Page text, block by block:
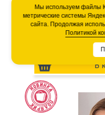
5 шт.
Мы используем файлы
метрические системы
сайта. Продолжая
Политикой